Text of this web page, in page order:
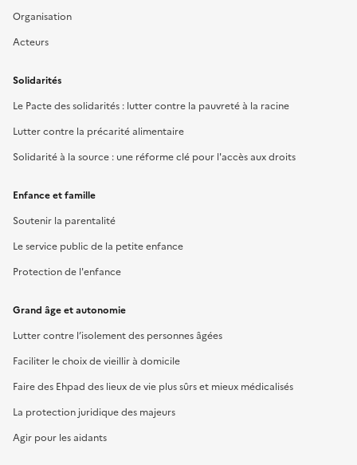
Organisation
Acteurs
Solidarités
Le Pacte des solidarités : lutter contre la pauvreté à la racine
Lutter contre la précarité alimentaire
Solidarité à la source : une réforme clé pour l'accès aux droits
Enfance et famille
Soutenir la parentalité
Le service public de la petite enfance
Protection de l'enfance
Grand âge et autonomie
Lutter contre l’isolement des personnes âgées
Faciliter le choix de vieillir à domicile
Faire des Ehpad des lieux de vie plus sûrs et mieux médicalisés
La protection juridique des majeurs
Agir pour les aidants